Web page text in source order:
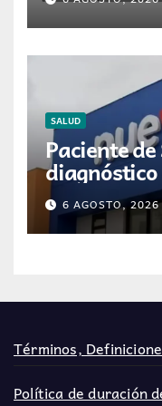
SALUD
Paciente
por6 AGOSTO, 2026
Términos,
Política de duración